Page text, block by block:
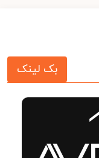
بک لینک